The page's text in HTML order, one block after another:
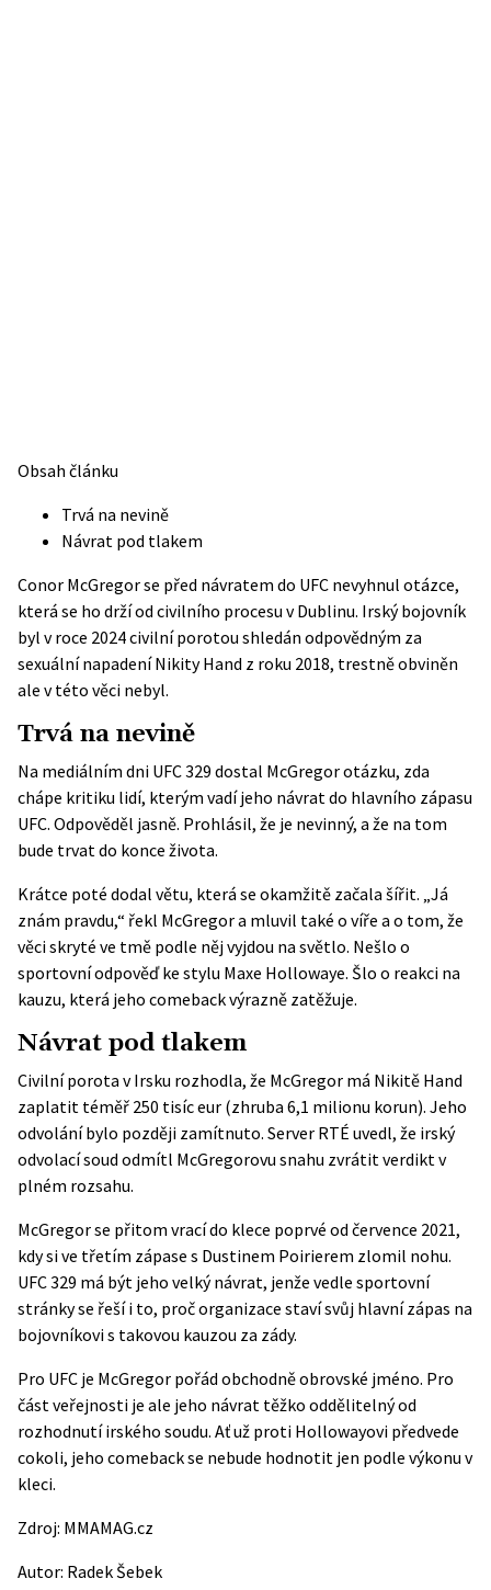
Obsah článku
Trvá na nevině
Návrat pod tlakem
Conor McGregor se před návratem do UFC nevyhnul otázce,
která se ho drží od civilního procesu v Dublinu. Irský bojovník
byl v roce 2024 civilní porotou shledán odpovědným za
sexuální napadení Nikity Hand z roku 2018, trestně obviněn
ale v této věci nebyl.
Trvá na nevině
Na mediálním dni UFC 329 dostal McGregor otázku, zda
chápe kritiku lidí, kterým vadí jeho návrat do hlavního zápasu
UFC. Odpověděl jasně. Prohlásil, že je nevinný, a že na tom
bude trvat do konce života.
Krátce poté dodal větu, která se okamžitě začala šířit. „Já
znám pravdu,“ řekl McGregor a mluvil také o víře a o tom, že
věci skryté ve tmě podle něj vyjdou na světlo. Nešlo o
sportovní odpověď ke stylu Maxe Hollowaye. Šlo o reakci na
kauzu, která jeho comeback výrazně zatěžuje.
Návrat pod tlakem
Civilní porota v Irsku rozhodla, že McGregor má Nikitě Hand
zaplatit téměř 250 tisíc eur (zhruba 6,1 milionu korun). Jeho
odvolání bylo později zamítnuto. Server RTÉ uvedl, že irský
odvolací soud odmítl McGregorovu snahu zvrátit verdikt v
plném rozsahu.
McGregor se přitom vrací do klece poprvé od července 2021,
kdy si ve třetím zápase s Dustinem Poirierem zlomil nohu.
UFC 329 má být jeho velký návrat, jenže vedle sportovní
stránky se řeší i to, proč organizace staví svůj hlavní zápas na
bojovníkovi s takovou kauzou za zády.
Pro UFC je McGregor pořád obchodně obrovské jméno. Pro
část veřejnosti je ale jeho návrat těžko oddělitelný od
rozhodnutí irského soudu. Ať už proti Hollowayovi předvede
cokoli, jeho comeback se nebude hodnotit jen podle výkonu v
kleci.
Zdroj: MMAMAG.cz
Autor: Radek Šebek